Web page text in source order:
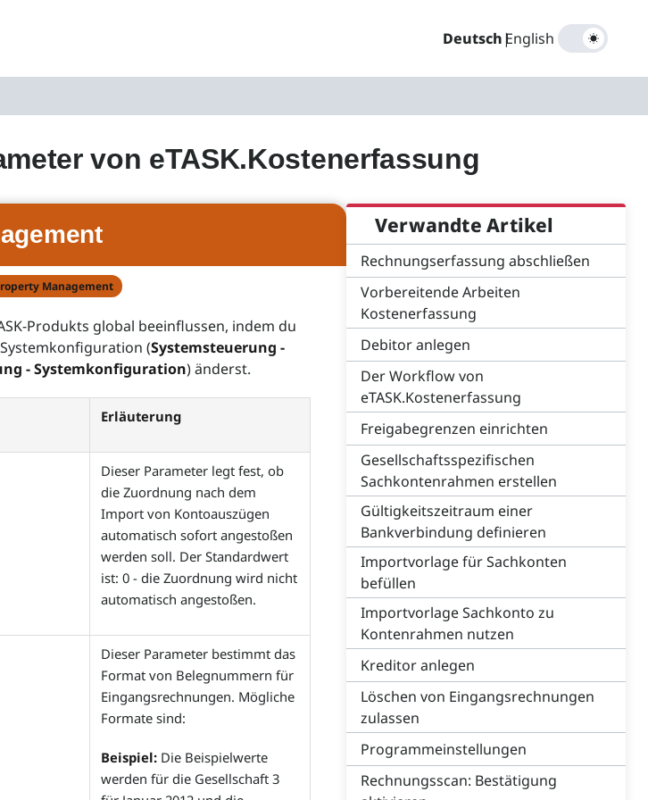
Deutsch|
English
von eTASK.Kostenerfassung
Management
Produkts global beeinflussen, indem du
(Systemsteuerung -
- Systemkonfiguration) änderst.
Erläuterung
Dieser Parameter legt fest, ob
die Zuordnung nach dem
Import von Kontoauszügen
automatisch sofort angestoßen
werden soll. Der Standardwert
ist: 0 - die Zuordnung wird nicht
automatisch angestoßen.
Dieser Parameter bestimmt das
Format von Belegnummern für
Eingangsrechnungen. Mögliche
Formate sind:
Beispiel: Die Beispielwerte
werden für die Gesellschaft 3
Verwandte Artikel
Rechnungserfassung abschließen
Vorbereitende Arbeiten
Kostenerfassung
Debitor anlegen
Der Workflow von
eTASK.Kostenerfassung
Freigabegrenzen einrichten
Gesellschaftsspezifischen
Sachkontenrahmen erstellen
Gültigkeitszeitraum einer
Bankverbindung definieren
Importvorlage für Sachkonten
befüllen
Importvorlage Sachkonto zu
Kontenrahmen nutzen
Kreditor anlegen
Löschen von Eingangsrechnungen
zulassen
Programmeinstellungen
Rechnungsscan: Bestätigung